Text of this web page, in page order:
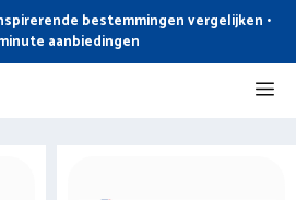
bestemmingen vergelijken •
aanbiedingen